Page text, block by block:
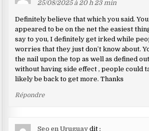
25/08/2025 à 20 h 23 min
Definitely believe that which you said.
appeared to be on the net the easiest
say to you, I definitely get irked while
worries that they just don’t know about.
the nail upon the top as well as defined
without having side effect , people could
likely be back to get more. Thanks
Répondre
Seo en Uruguay dit :